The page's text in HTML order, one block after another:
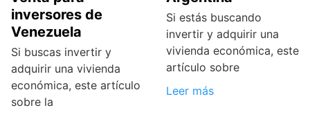
inversores de
Venezuela
Si buscas invertir y
adquirir una vivienda
económica, este artículo
sobre la
Si estás buscando
invertir y adquirir una
vivienda económica, este
artículo sobre
Leer más